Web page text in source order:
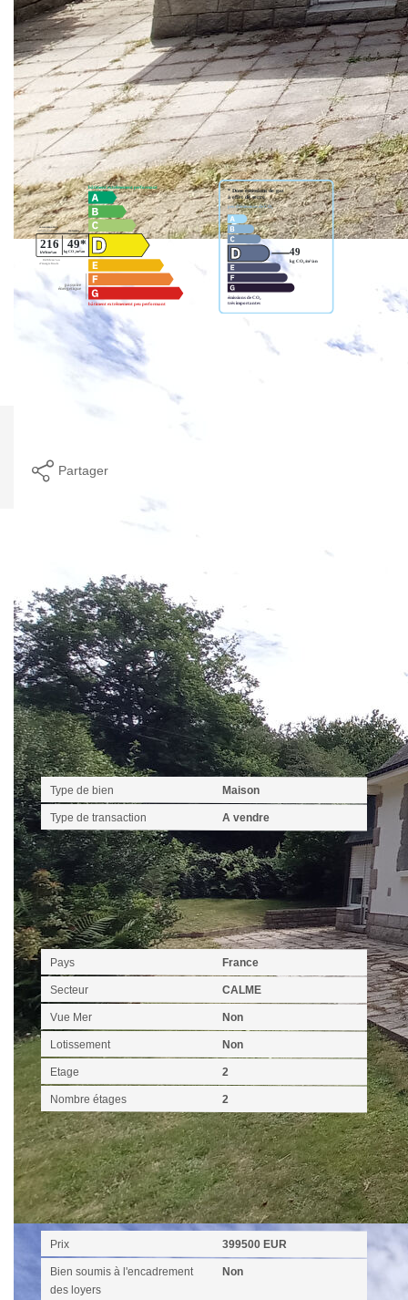
** €399 500 honoraires inclus |€383 000 hors honoraires|Honoraires : 4.31%
TTC à la charge de l'acquéreur
Nos honoraires Nous contacter
Diagnostics énergétiques
Montant estimé des dépenses annuelles d'énergie pour un
usage standard entre 3387€ et 4583€. indexées aux années
2021,2022 et 2023 (abonnement compris).
Partager
Ce bien est soumis à un diagnostic ERP (État
des Risques et Pollutions). Pour en savoir plus,
rendez-vous sur
Caractéristiques détaillées
Général
Type de bien Maison
Type de transaction A vendre
Localisation
Pays France
Secteur CALME
Vue Mer Non
Lotissement Non
Etage 2
Nombre étages 2
Aspects financiers
Prix 399500 EUR
Bien soumis à l'encadrement
des loyers
Non